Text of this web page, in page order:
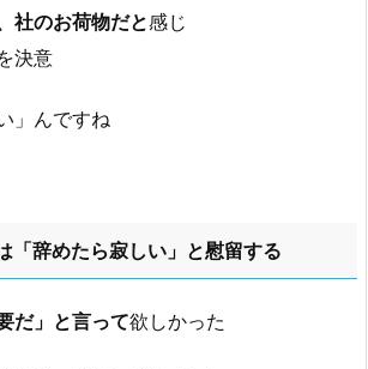
社のお荷物だと感じ
決意
」んですね
「辞めたら寂しい」と慰留する
だ」と言って欲しかった